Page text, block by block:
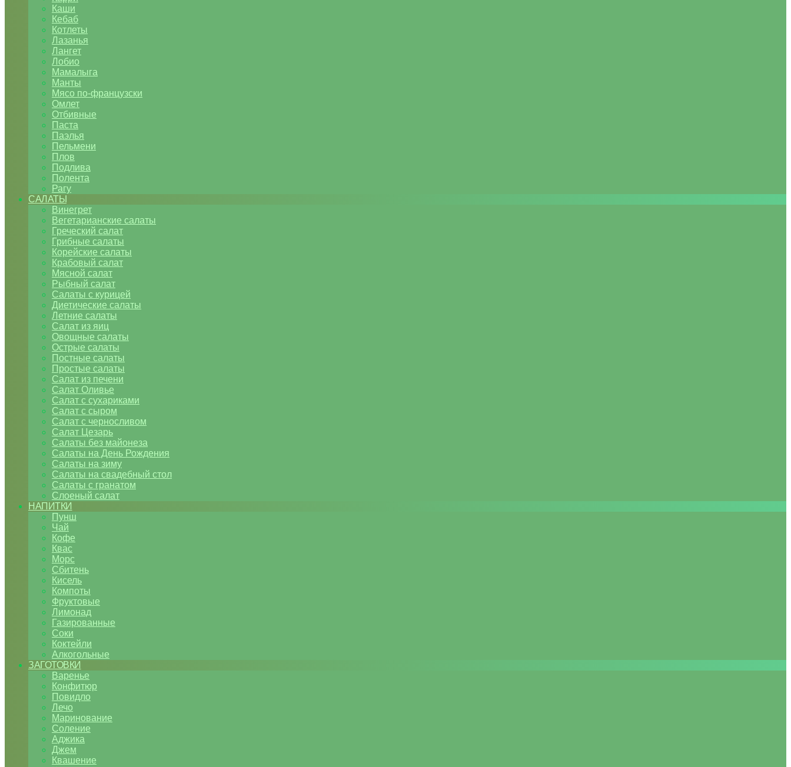
Каши
Кебаб
Котлеты
Лазанья
Лангет
Лобио
Мамалыга
Манты
Мясо по-французски
Омлет
Отбивные
Паста
Паэлья
Пельмени
Плов
Подлива
Полента
Рагу
САЛАТЫ
Винегрет
Вегетарианские салаты
Греческий салат
Грибные салаты
Корейские салаты
Крабовый салат
Мясной салат
Рыбный салат
Салаты с курицей
Диетические салаты
Летние салаты
Салат из яиц
Овощные салаты
Острые салаты
Постные салаты
Простые салаты
Салат из печени
Салат Оливье
Салат с сухариками
Салат с сыром
Салат с черносливом
Салат Цезарь
Салаты без майонеза
Салаты на День Рождения
Салаты на зиму
Салаты на свадебный стол
Салаты с гранатом
Слоеный салат
НАПИТКИ
Пунш
Чай
Кофе
Квас
Морс
Сбитень
Кисель
Компоты
Фруктовые
Лимонад
Газированные
Соки
Коктейли
Алкогольные
ЗАГОТОВКИ
Варенье
Конфитюр
Повидло
Лечо
Маринование
Соление
Аджика
Джем
Квашение